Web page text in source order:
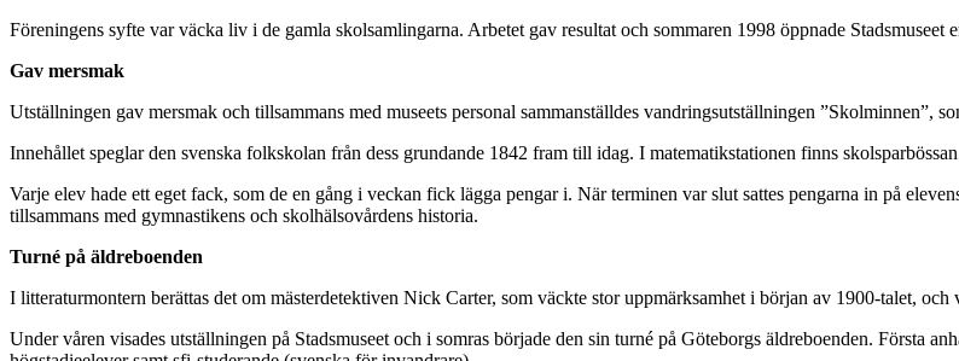
Föreningens syfte var väcka liv i de gamla skolsamlingarna. Arbetet gav resultat och sommaren 1998 öppnade
Gav mersmak
Utställningen gav mersmak och tillsammans med museets personal sammanställdes vandringsutställningen ”Skolminnen”,
Innehållet speglar den svenska folkskolan från dess grundande 1842 fram till idag. I matematikstationen finns
Varje elev hade ett eget fack, som de en gång i veckan fick lägga pengar i. När terminen var slut sattes pengarna in på
tillsammans med gymnastikens och skolhälsovårdens historia.
Turné på äldreboenden
I litteraturmontern berättas det om mästerdetektiven Nick Carter, som väckte stor uppmärksamhet i början av 1900-talet,
Under våren visades utställningen på Stadsmuseet och i somras började den sin turné på Göteborgs äldreboenden. Första